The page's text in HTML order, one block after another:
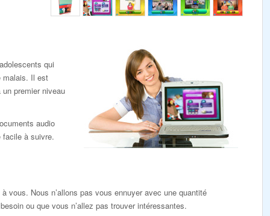
qui
malais. Il est
premier niveau
audio
à suivre.
vous. Nous n’allons pas vous ennuyer avec une quantité
ou que vous n’allez pas trouver intéressantes.